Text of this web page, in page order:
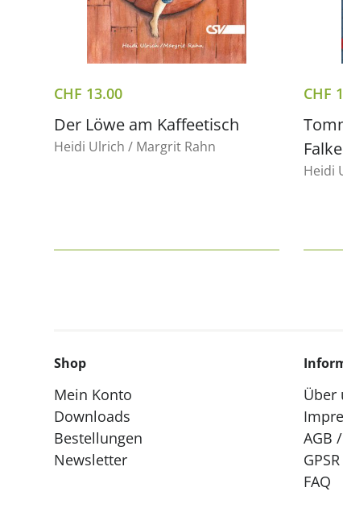
CHF 13.00
Der Löwe am Kaffeetisch
Heidi Ulrich / Margrit Rahn
CHF
Heidi
Shop
Mein Konto
Downloads
Bestellungen
Newsletter
Über
AGB
GPSR
FAQ